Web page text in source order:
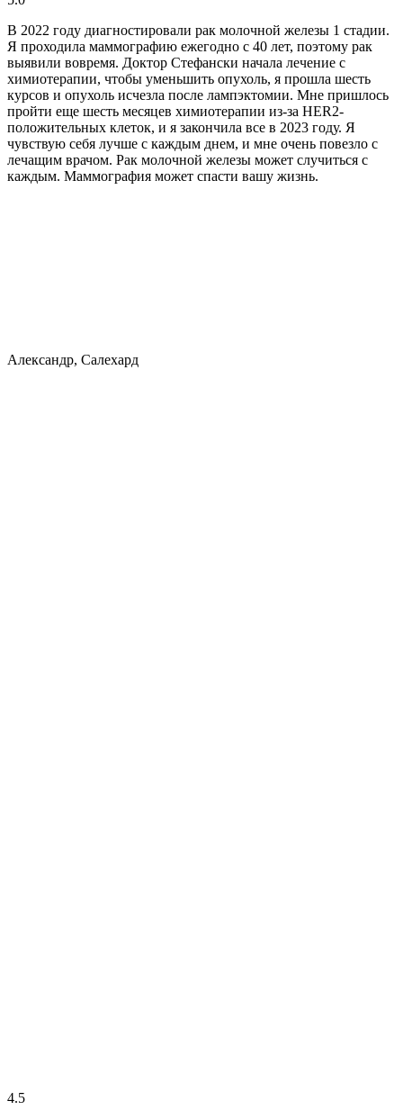
В 2022 году диагностировали рак молочной железы 1 стадии.
Я проходила маммографию ежегодно с 40 лет, поэтому рак
выявили вовремя. Доктор Стефански начала лечение с
химиотерапии, чтобы уменьшить опухоль, я прошла шесть
курсов и опухоль исчезла после лампэктомии. Мне пришлось
пройти еще шесть месяцев химиотерапии из-за HER2-
положительных клеток, и я закончила все в 2023 году. Я
чувствую себя лучше с каждым днем, и мне очень повезло с
лечащим врачом. Рак молочной железы может случиться с
каждым. Маммография может спасти вашу жизнь.
Александр, Салехард
4.5